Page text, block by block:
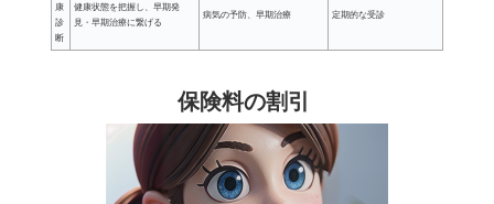
康
診
断
健康状態を把握し、早期発
見・早期治療に繋げる
病気の予防、早期治療 定期的な受診
保険料の割引